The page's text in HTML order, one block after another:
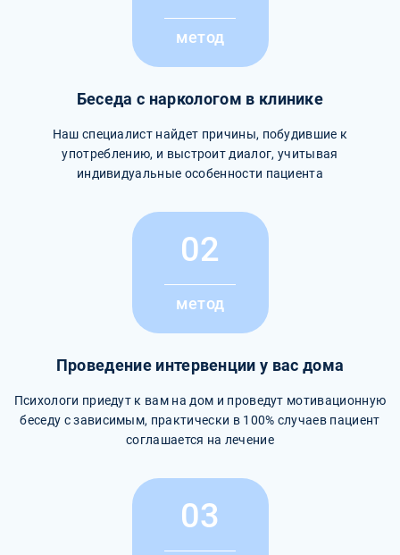
метод
Беседа с наркологом в клинике
Наш специалист найдет причины, побудившие к
употреблению, и выстроит диалог, учитывая
индивидуальные особенности пациента
02
метод
Проведение интервенции у вас дома
Психологи приедут к вам на дом и проведут мотивационную
беседу с зависимым, практически в 100% случаев пациент
соглашается на лечение
03